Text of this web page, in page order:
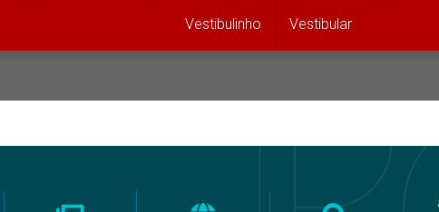
Vestibulinho Vestibular